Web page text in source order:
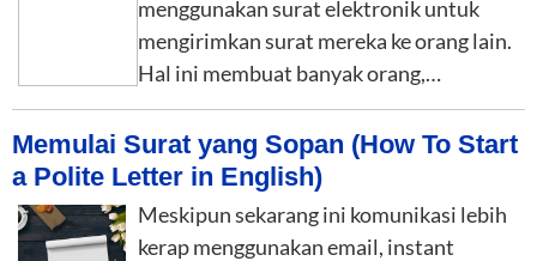
menggunakan surat elektronik untuk
mengirimkan surat mereka ke orang lain.
Hal ini membuat banyak orang,…
Memulai Surat yang Sopan (How To Start
a Polite Letter in English)
Meskipun sekarang ini komunikasi lebih
kerap menggunakan email, instant